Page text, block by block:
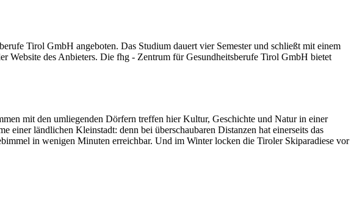
Tirol GmbH angeboten. Das Studium dauert vier Semester und schließt mit einem
Website des Anbieters. Die fhg - Zentrum für Gesundheitsberufe Tirol GmbH bietet
mit den umliegenden Dörfern treffen hier Kultur, Geschichte und Natur in einer
ländlichen Kleinstadt: denn bei überschaubaren Distanzen hat einerseits das
in wenigen Minuten erreichbar. Und im Winter locken die Tiroler Skiparadiese vor